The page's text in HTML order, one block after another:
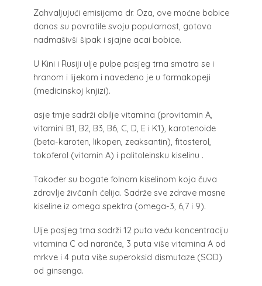
Zahvaljujući emisijama dr. Oza, ove moćne bobice
danas su povratile svoju popularnost, gotovo
nadmašivši šipak i sjajne acai bobice.
U Kini i Rusiji ulje pulpe pasjeg trna smatra se i
hranom i lijekom i navedeno je u farmakopeji
(medicinskoj knjizi).
asje trnje sadrži obilje vitamina (provitamin A,
vitamini B1, B2, B3, B6, C, D, E i K1), karotenoide
(beta-karoten, likopen, zeaksantin), fitosterol,
tokoferol (vitamin A) i palitoleinsku kiselinu .
Također su bogate folnom kiselinom koja čuva
zdravlje živčanih ćelija. Sadrže sve zdrave masne
kiseline iz omega spektra (omega-3, 6,7 i 9).
Ulje pasjeg trna sadrži 12 puta veću koncentraciju
vitamina C od naranče, 3 puta više vitamina A od
mrkve i 4 puta više superoksid dismutaze (SOD)
od ginsenga.